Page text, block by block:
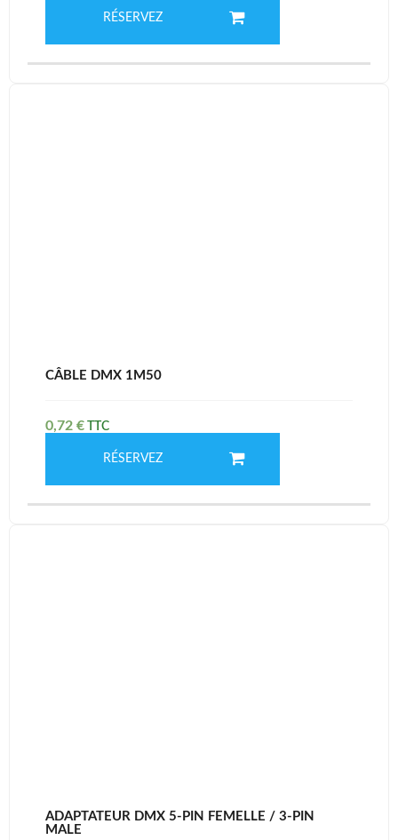
RÉSERVEZ
CÂBLE DMX 1M50
0,72 €
RÉSERVEZ
ADAPTATEUR DMX 5-PIN FEMELLE / 3-PIN
MALE